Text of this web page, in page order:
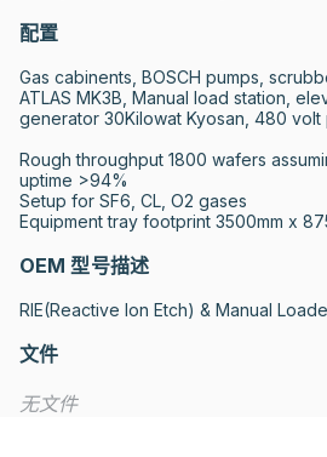
配置
Gas cabinents, BOSCH pumps,
ATLAS MK3B, Manual load station,
generator 30Kilowat Kyosan, 480
Rough throughput 1800 wafers
uptime >94%
Setup for SF6, CL, O2 gases
Equipment tray footprint 3500mm x
OEM 型号描述
RIE(Reactive lon Etch) & Manual
文件
无文件